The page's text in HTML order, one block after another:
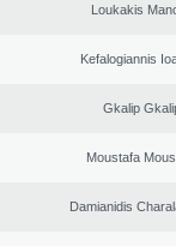
Loukakis
Kefalogiannis
Gkalip
Moustafa
Damianidis